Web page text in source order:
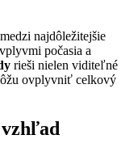
najdôležitejšie
počasia a
rieši nielen viditeľné
ovplyvniť celkový